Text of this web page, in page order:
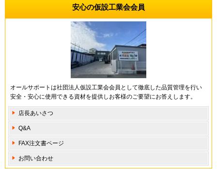
安心の仮設工業会会員
オールサポートは社団法人仮設工業会会員として徹底した品質管理を行い
安全・安心に使用できる資材を提供しお客様のご要望にお答えします。
店長あいさつ
Q&A
FAX注文書ページ
お問い合わせ